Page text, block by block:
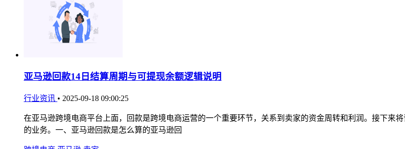
亚马逊回款14日结算周期与可提现余额逻辑说明
行业资讯 • 2025-09-18 09:00:25
在亚马逊跨境电商平台上面，回款是跨境电商运营的一个重要环节，关系到卖家的资金周转和利润。接下来
的业务。一、亚马逊回款是怎么算的亚马逊回